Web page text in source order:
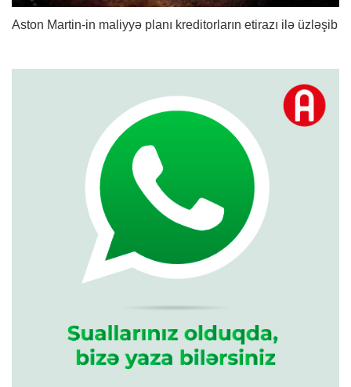
Aston Martin-in maliyyə planı kreditorların etirazı ilə üzləşib